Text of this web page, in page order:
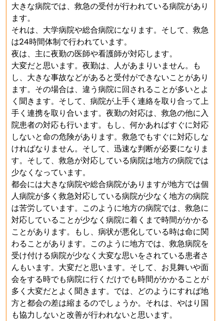
大きな病院では、救急の受付が行われている病院があり
ます。
それは、大学病院や総合病院になります。そして、救急
は24時間体制で行われています。
夜は、主に夜勤の医師や看護師が対応します。
大変だと思います。夜勤は、人があまりいません。も
し、大きな事故などがあると受付ができないことがあり
ます。その場合は、違う病院に回されることが多いとよ
く聞きます。そして、病院が上手く連絡を取り合って上
手く連携を取り合います。夜勤の対応は、救急の他に入
院患者の対応も行います。もし、何かあればすぐに対応
しないと命の危険があります。救急でもすぐに対応しな
ければなりません。そして、迅速な判断が必要になりま
す。そして、救急が対応している病院は地方の病院では
少なくなっています。
都会には大きな病院や総合病院がありますが地方では個
人病院が多く救急対応している病院が少なく地方の病院
は苦労しています。このように地方の病院では、救急に
対応していることが少なく病院に着くまで時間がかかる
ことがあります。もし、病状が悪化している時は命に関
わることがあります。このように地方では、救急病院を
受け付ける病院が少なく大変な思いをされている患者さ
んもいます。大変だと思います。そして、お見舞いや面
会をする時でも病院に行くだけでも時間がかかることが
多く大変だとよく聞きます。では、どのようにすれば地
方と都会の差は縮まるのでしょうか。それは、やはり国
も協力しないと改善が行われないと思います。